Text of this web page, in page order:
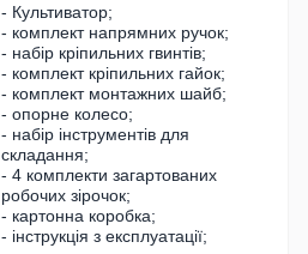
- Культиватор;
- комплект напрямних ручок;
- набір кріпильних гвинтів;
- комплект кріпильних гайок;
- комплект монтажних шайб;
- опорне колесо;
- набір інструментів для
складання;
- 4 комплекти загартованих
робочих зірочок;
- картонна коробка;
- інструкція з експлуатації;